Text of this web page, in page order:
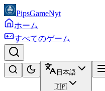
PipsGameNyt
ホーム
すべてのゲーム
日本語
🇯🇵